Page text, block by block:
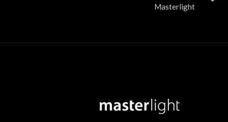
Masterlight